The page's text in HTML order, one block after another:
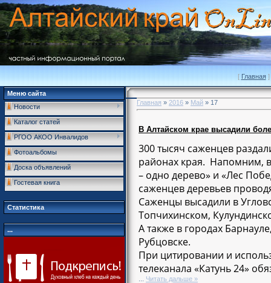
[ Главная
Меню сайта
Новости
Каталог статей
РГОО АКОО Инвалидов
Фотоальбомы
Доска объявлений
Гостевая книга
Статистика
...
Главная » 2016 » Май » 17
В Алтайском крае высадили
300 тысяч саженцев
районах края. Напомним,
– одно дерево» и «Лес
саженцев деревьев
Саженцы высадили в
Топчихинском,
А также в городах
Рубцовске.
При цитировании и
телеканала «Катунь 24»
Читать дальше »